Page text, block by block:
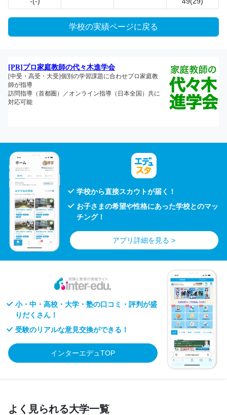
学校の実績ページに戻る
学校から直接スカウトが届く！
お子さまの希望や性格にあった学校とのマッ
チング！
アプリ詳細を見る >
小・中・高校・大学・塾の口コミ・評判が盛
りだくさん！
受験のリアルな意見交換ができる！
インターエデュTOP
よく見られる大学一覧